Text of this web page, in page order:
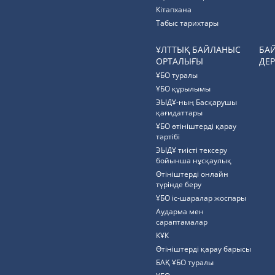
Кітапхана
Табыс тарихтары
ҰЛТТЫҚ БАЙЛАНЫС
ОРТАЛЫҒЫ
ҰБО туралы
ҰБО құрылымы
ЭЫДҰ-ның Басқарушы
қағидаттары
ҰБО өтініштерді қарау
тәртібі
ЭЫДҰ тиісті тексеру
бойынша нұсқаулық
Өтініштерді онлайн
түрінде беру
ҰБО іс-шаралар жоспары
Аударма мен
сараптамалар
КҰК
Өтініштерді қарау барысы
БАҚ ҰБО туралы